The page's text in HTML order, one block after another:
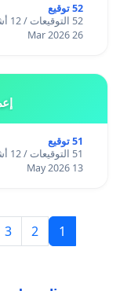
52 توقيع
52 التوقيعات / 12 أشهر
26 Mar 2026
51 توقيع
51 التوقيعات / 12 أشهر
13 May 2026
1
2
3